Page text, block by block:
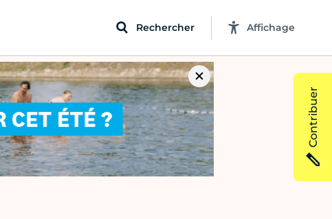
Rechercher Affichage
Contribuer